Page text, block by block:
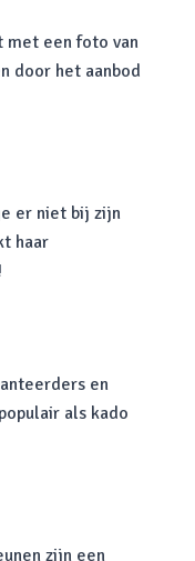
met een foto van
door het aanbod
er niet bij zijn
haar
en
als kado
zijn een